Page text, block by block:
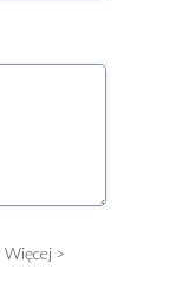
Więcej >